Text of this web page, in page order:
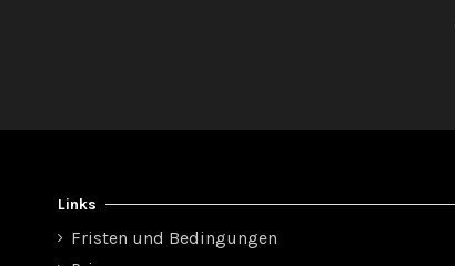
Links
Fristen und Bedingungen